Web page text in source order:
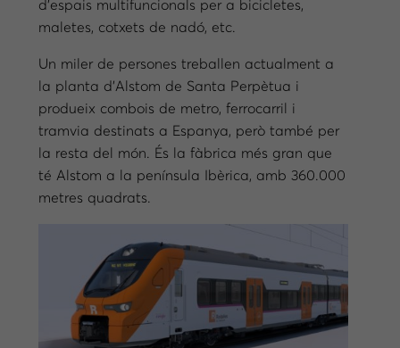
d’espais multifuncionals per a bicicletes,
maletes, cotxets de nadó, etc.
Un miler de persones treballen actualment a
la planta d’Alstom de Santa Perpètua i
produeix combois de metro, ferrocarril i
tramvia destinats a Espanya, però també per
la resta del món. És la fàbrica més gran que
té Alstom a la península Ibèrica, amb 360.000
metres quadrats.